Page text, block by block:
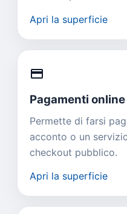
Apri la superficie
credit_card
Pagamenti online
Permette di farsi
acconto o un
checkout pubblico.
Apri la superficie